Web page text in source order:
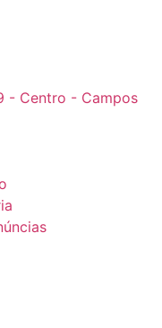
- Centro - Campos